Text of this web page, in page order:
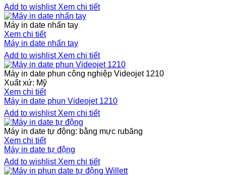
Add to wishlist Xem chi tiết
Máy in date nhấn tay
Xem chi tiết
Máy in date nhấn tay
Add to wishlist Xem chi tiết
Máy in date phun công nghiệp Videojet 1210
Xuất xứ: Mỹ
Xem chi tiết
Máy in date phun Videojet 1210
Add to wishlist Xem chi tiết
Máy in date tự động: bằng mực rubăng
Xem chi tiết
Máy in date tự động
Add to wishlist Xem chi tiết